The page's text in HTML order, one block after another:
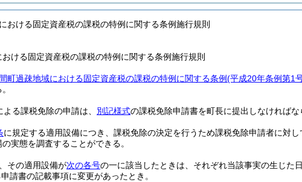
おける固定資産税の課税の特例に関する条例施行規則
ける固定資産税の課税の特例に関する条例施行規則
町過疎地域における固定資産税の課税の特例に関する条例(平成20年条例第1
よる課税免除の申請は、 別記様式の課税免除申請書を町長に提出しなければな
に規定する適用設備につき、課税免除の決定を行うため課税免除申請者に対
実態を調査することができる。
その適用設備が次の各号の一に該当したときは、それぞれ当該事実の生じた
請書の記載事項に変更があったとき。